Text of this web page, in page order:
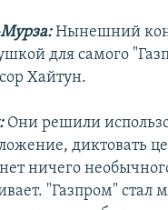
Нынешний
для самого
Хайтун.
Они решили
диктовать
ничего
"Газпром" стал